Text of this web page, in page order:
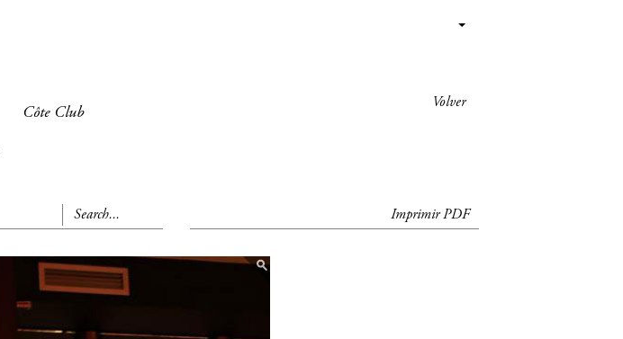
Volver
Côte Club
Imprimir PDF